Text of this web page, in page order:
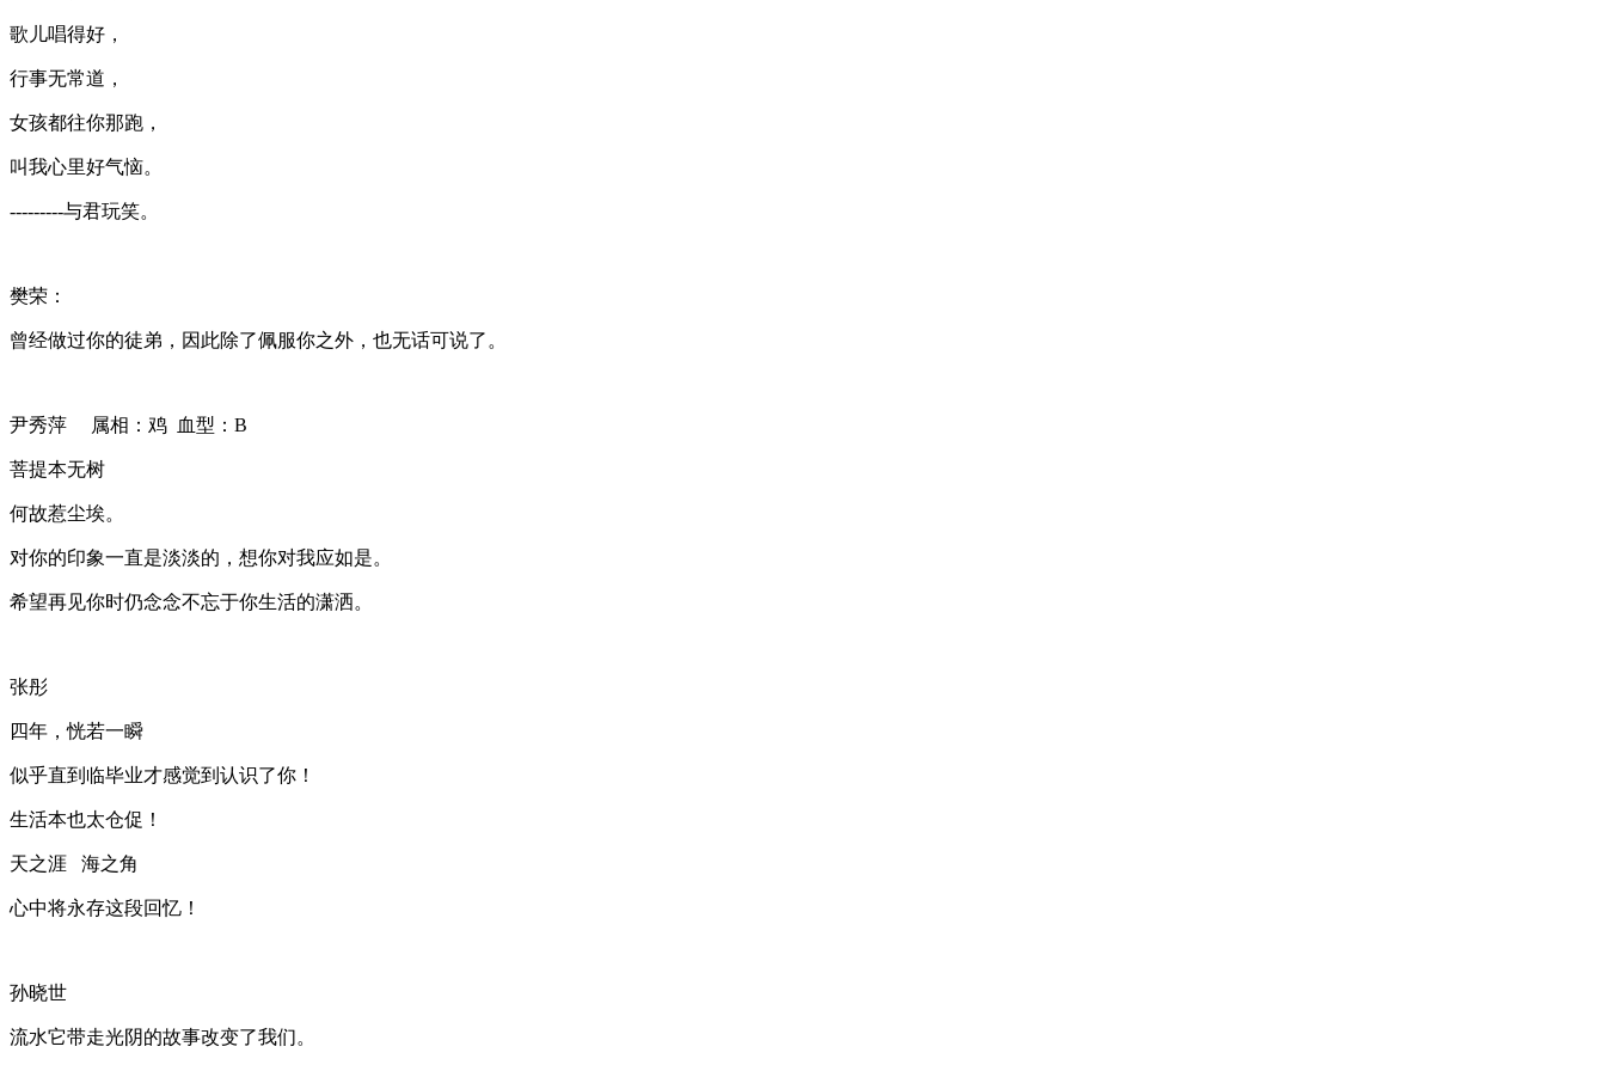
歌儿唱得好，
行事无常道，
女孩都往你那跑，
叫我心里好气恼。
---------与君玩笑。
樊荣：
曾经做过你的徒弟，因此除了佩服你之外，也无话可说了。
尹秀萍 属相：鸡 血型：B
菩提本无树
何故惹尘埃。
对你的印象一直是淡淡的，想你对我应如是。
希望再见你时仍念念不忘于你生活的潇洒。
张彤
四年，恍若一瞬
似乎直到临毕业才感觉到认识了你！
生活本也太仓促！
天之涯 海之角
心中将永存这段回忆！
孙晓世
流水它带走光阴的故事改变了我们。